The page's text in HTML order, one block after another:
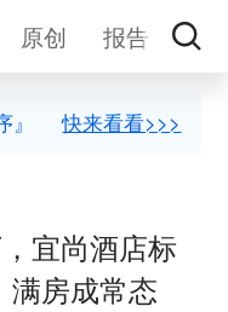
原创 报告 活
快来看看>>>
宜尚酒店标
满房成常态